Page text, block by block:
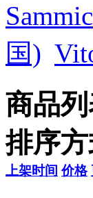
国)
商品
排序方
上架时间 价格